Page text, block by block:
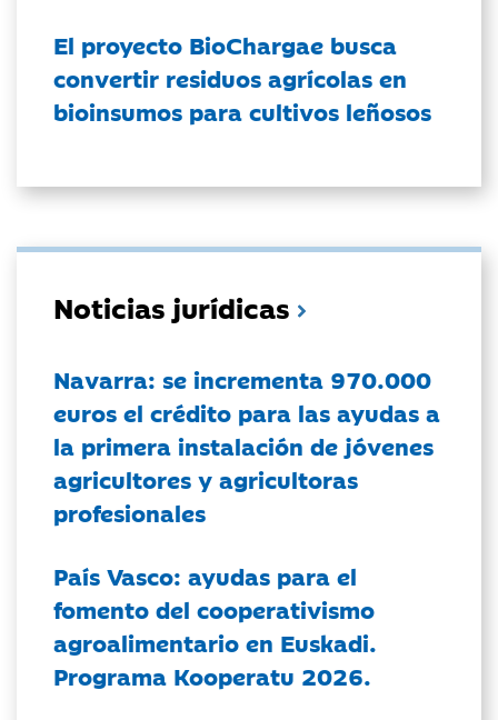
El proyecto BioChargae busca
convertir residuos agrícolas en
bioinsumos para cultivos leñosos
Noticias jurídicas
Navarra: se incrementa 970.000
euros el crédito para las ayudas a
la primera instalación de jóvenes
agricultores y agricultoras
profesionales
País Vasco: ayudas para el
fomento del cooperativismo
agroalimentario en Euskadi.
Programa Kooperatu 2026.